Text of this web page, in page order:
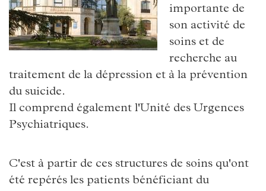
importante de
son activité de
soins et de
recherche au
traitement de la dépression et à la prévention
du suicide.
Il comprend également l'Unité des Urgences
Psychiatriques.
C'est à partir de ces structures de soins qu'ont
été repérés les patients bénéficiant du